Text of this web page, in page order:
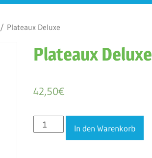
/ Plateaux Deluxe
Plateaux Deluxe
42,50€
Plateaux
In den Warenkorb